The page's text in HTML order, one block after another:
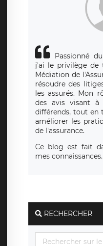
Passionné
j'ai le privilège de
Médiation de
résoudre des
les assurés. Mon
des avis visant
différends, tout en
améliorer les
de l'assurance.
Ce blog est fait
mes connaissances.
RECHERCHER